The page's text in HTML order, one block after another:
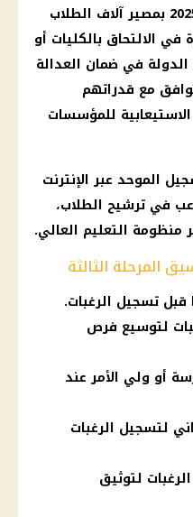
بمصير آلاف الطلاب
الالتحاق بالكليات أو
في ضمان العدالة
مع قدراتهم
للمؤسسات
الموحد عبر الإنترنت
في ترشيح الطلاب،
منظومة التعليم العالي.
المرحلة الثالثة
تسجيل الرغبات.
لتوسيع فرص
أو ولي الأمر عند
لتسجيل الرغبات
لتوثيق